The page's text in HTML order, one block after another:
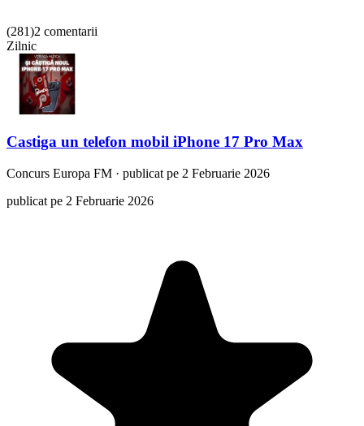
(281)2 comentarii
Zilnic
Castiga un telefon mobil iPhone 17 Pro Max
Concurs Europa FM · publicat pe 2 Februarie 2026
publicat pe 2 Februarie 2026